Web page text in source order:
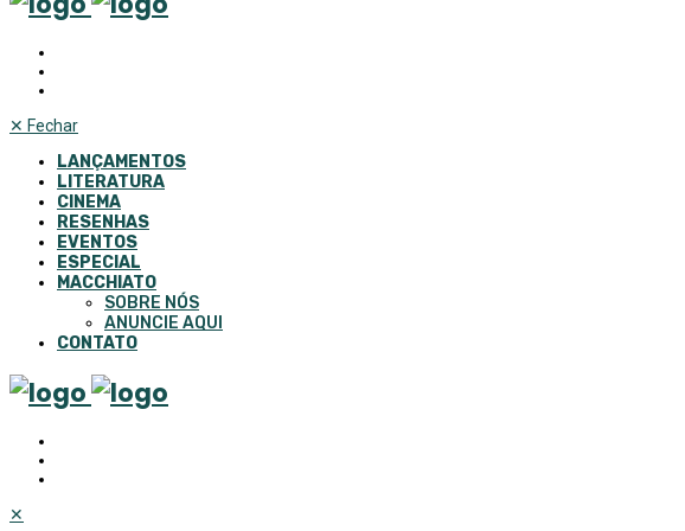
✕ Fechar
LANÇAMENTOS
LITERATURA
CINEMA
RESENHAS
EVENTOS
ESPECIAL
MACCHIATO
SOBRE NÓS
ANUNCIE AQUI
CONTATO
✕